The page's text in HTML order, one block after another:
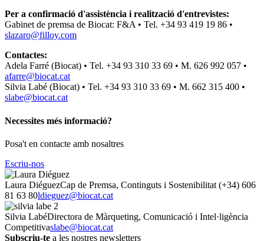
Per a confirmació d'assistència i realització d'entrevistes:
Gabinet de premsa de Biocat: F&A • Tel. +34 93 419 19 86 •
slazaro@filloy.com
Contactes:
Adela Farré (Biocat) • Tel. +34 93 310 33 69 • M. 626 992 057 •
afarre@biocat.cat
Silvia Labé (Biocat) • Tel. +34 93 310 33 69 • M. 662 315 400 •
slabe@biocat.cat
Necessites més informació?
Posa't en contacte amb nosaltres
Escriu-nos
Laura DiéguezCap de Premsa, Continguts i Sostenibilitat (+34) 606
81 63 80ldieguez@biocat.cat
Silvia LabéDirectora de Màrqueting, Comunicació i Intel·ligència
Competitivaslabe@biocat.cat
Subscriu-te a les nostres newsletters